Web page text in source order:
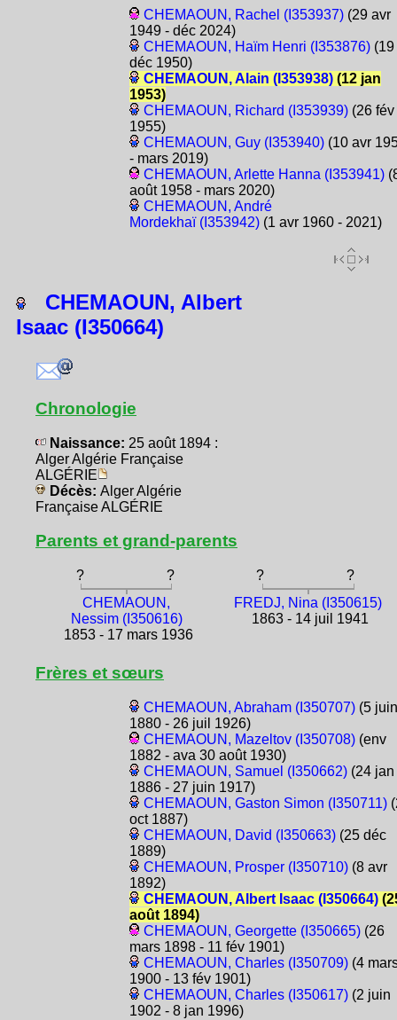
CHEMAOUN, Rachel (I353937)(29 avr
1949 - déc 2024)
CHEMAOUN, Haïm Henri (I353876)(19
déc 1950)
CHEMAOUN, Alain (I353938)(12 jan
1953)
CHEMAOUN, Richard (I353939)(26 fév
1955)
CHEMAOUN, Guy (I353940)(10 avr
- mars 2019)
CHEMAOUN, Arlette Hanna (I353941)
août 1958 - mars 2020)
CHEMAOUN, André
Mordekhaï (I353942)(1 avr 1960 - 2021)
CHEMAOUN, Albert
Isaac (I350664)
Chronologie
Naissance: 25 août 1894 :
Alger Algérie Française
ALGÉRIE
Décès: Alger Algérie
Française ALGÉRIE
Parents et grand-parents
? ? ?
?
CHEMAOUN,
Nessim (I350616)
1853 - 17 mars 1936
FREDJ, Nina (I350615)
1863 - 14 juil 1941
Frères et sœurs
CHEMAOUN, Abraham (I350707)(5 juin
1880 - 26 juil 1926)
CHEMAOUN, Mazeltov (I350708)(env
1882 - ava 30 août 1930)
CHEMAOUN, Samuel (I350662)(24 jan
1886 - 27 juin 1917)
CHEMAOUN, Gaston Simon (I350711)
oct 1887)
CHEMAOUN, David (I350663)(25 déc
1889)
CHEMAOUN, Prosper (I350710)(8 avr
1892)
CHEMAOUN, Albert Isaac (I350664)
août 1894)
CHEMAOUN, Georgette (I350665)(26
mars 1898 - 11 fév 1901)
CHEMAOUN, Charles (I350709)(4
1900 - 13 fév 1901)
CHEMAOUN, Charles (I350617)(2 juin
1902 - 8 jan 1996)